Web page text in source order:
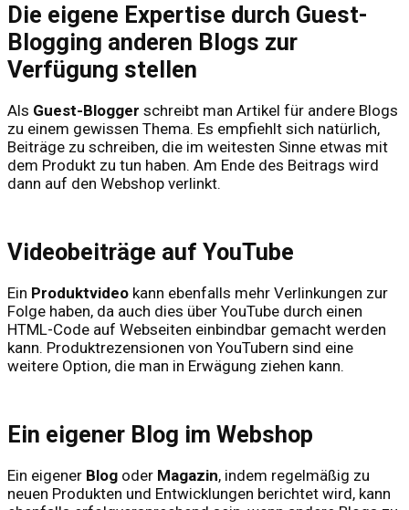
Die eigene Expertise durch Guest-
Blogging anderen Blogs zur
Verfügung stellen
Als Guest-Blogger schreibt man Artikel für andere Blogs
zu einem gewissen Thema. Es empfiehlt sich natürlich,
Beiträge zu schreiben, die im weitesten Sinne etwas mit
dem Produkt zu tun haben. Am Ende des Beitrags wird
dann auf den Webshop verlinkt.
Videobeiträge auf YouTube
Ein Produktvideo kann ebenfalls mehr Verlinkungen zur
Folge haben, da auch dies über YouTube durch einen
HTML-Code auf Webseiten einbindbar gemacht werden
kann. Produktrezensionen von YouTubern sind eine
weitere Option, die man in Erwägung ziehen kann.
Ein eigener Blog im Webshop
Ein eigener Blog oder Magazin, indem regelmäßig zu
neuen Produkten und Entwicklungen berichtet wird, kann